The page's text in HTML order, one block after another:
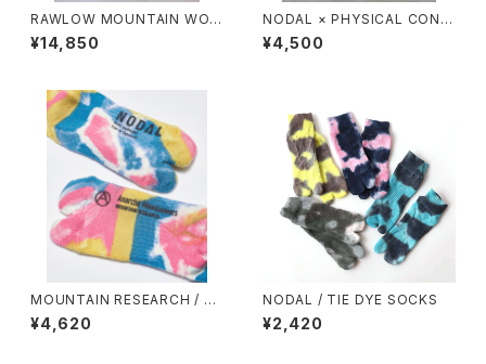
RAWLOW MOUNTAIN WOR
KS / DAD LITE CREW
¥14,850
NODAL × PHYSICAL CONT
MPRY.
¥4,500
MOUNTAIN RESEARCH / TI
E DYE TABI
¥4,620
NODAL / TIE DYE SOCKS
¥2,420